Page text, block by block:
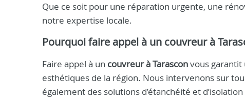
Que ce soit pour une réparation urgente, une
notre expertise locale.
Pourquoi faire appel à un couvreur à
Faire appel à un couvreur à Tarasconvous garantit
esthétiques de la région. Nous intervenons sur
également des solutions d’étanchéité et